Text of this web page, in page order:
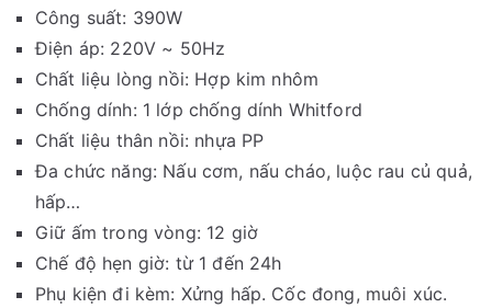
Công suất: 390W
Điện áp: 220V ~ 50Hz
Chất liệu lòng nồi: Hợp kim nhôm
Chống dính: 1 lớp chống dính Whitford
Chất liệu thân nồi: nhựa PP
Đa chức năng: Nấu cơm, nấu cháo, luộc rau củ quả,
hấp…
Giữ ấm trong vòng: 12 giờ
Chế độ hẹn giờ: từ 1 đến 24h
Phụ kiện đi kèm: Xửng hấp. Cốc đong, muôi xúc.